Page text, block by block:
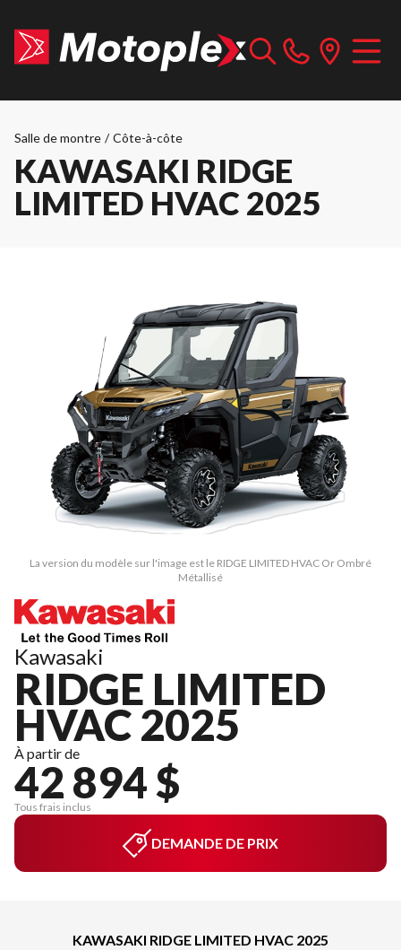
Salle de montre / Côte-à-côte
KAWASAKI RIDGE
LIMITED HVAC 2025
La version du modèle sur l'image est le RIDGE LIMITED HVAC Or Ombré
Métallisé
Kawasaki
RIDGE LIMITED
HVAC 2025
À partir de
42 894 $
Tous frais inclus
DEMANDE DE PRIX
KAWASAKI RIDGE LIMITED HVAC 2025